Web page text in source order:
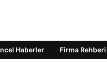
Haberler Firma Rehberi